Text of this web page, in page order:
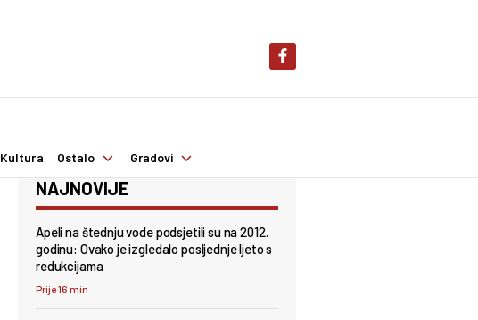
Kultura Ostalo Gradovi
NAJNOVIJE
Apeli na štednju vode podsjetili su na 2012.
godinu: Ovako je izgledalo posljednje ljeto s
redukcijama
Prije 16 min